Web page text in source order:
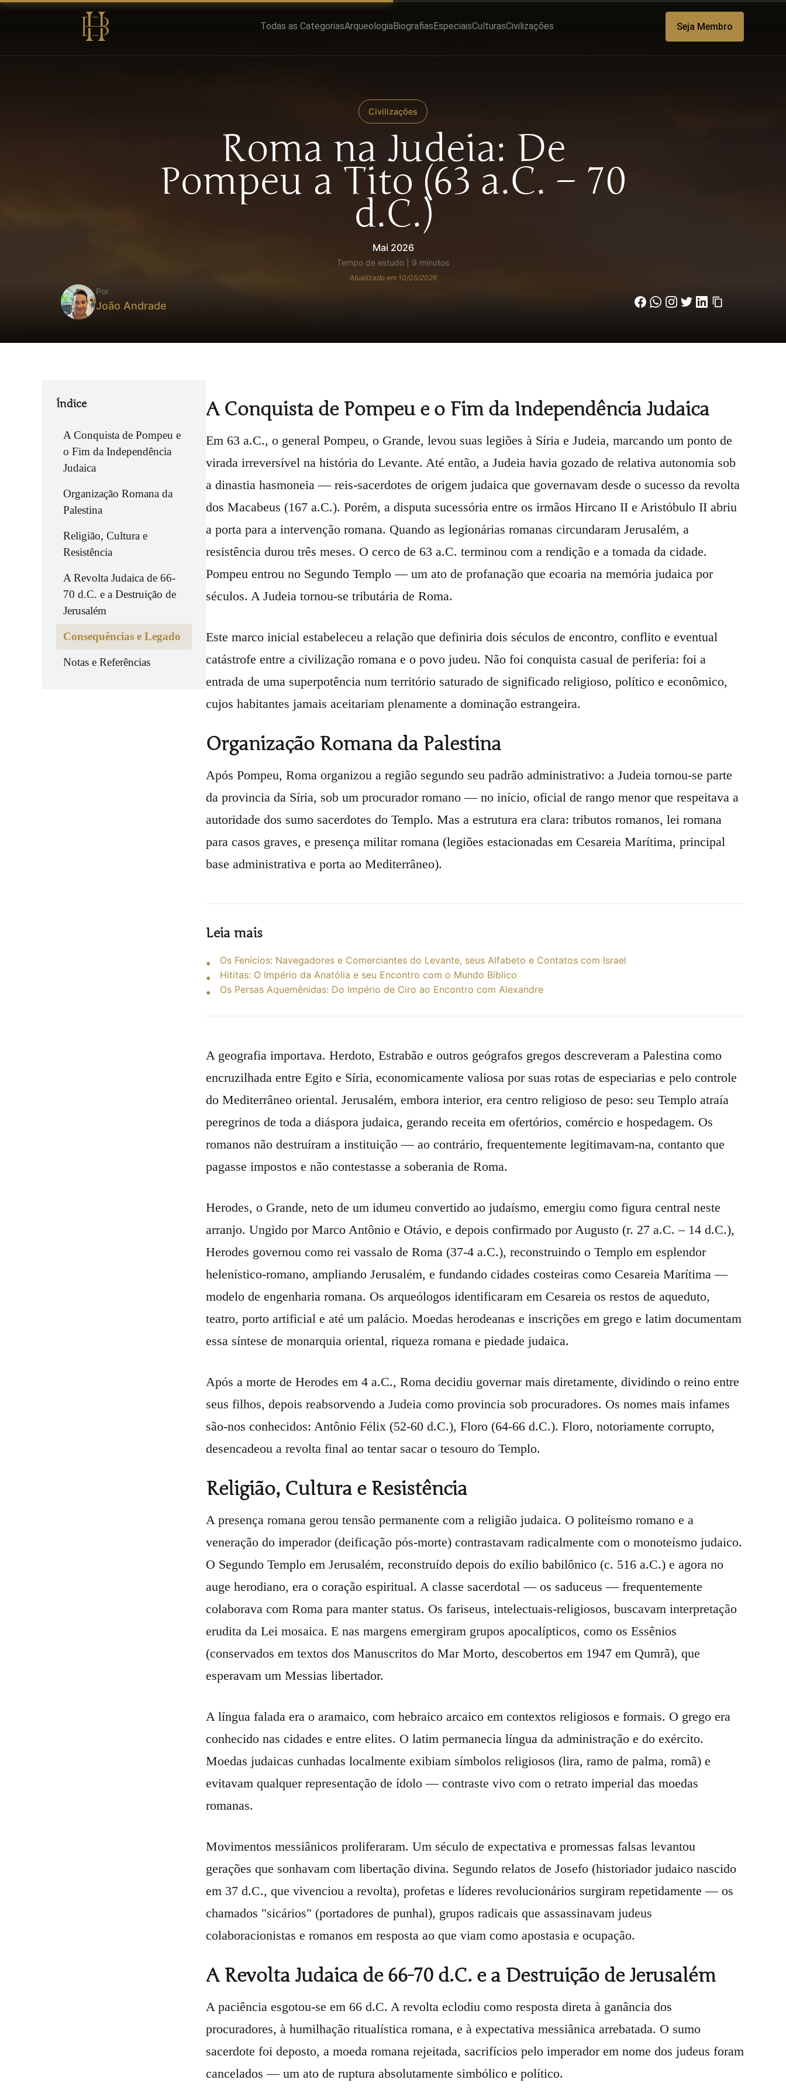
Todas as CategoriasArqueologiaBiografiasEspeciaisCulturasCivilizações Seja Membro
Civilizações
Roma na Judeia: De
Pompeu a Tito (63 a.C. – 70
d.C.)
Mai 2026
Tempo de estudo | 9 minutos
Atualizado em 10/05/2026
Por
João Andrade
Índice
A Conquista de Pompeu e
o Fim da Independência
Judaica
Organização Romana da
Palestina
Religião, Cultura e
Resistência
A Revolta Judaica de 66-
70 d.C. e a Destruição de
Jerusalém
Consequências e Legado
Notas e Referências
A Conquista de Pompeu e o Fim da Independência Judaica
Em 63 a.C., o general Pompeu, o Grande, levou suas legiões à Síria e Judeia, marcando um ponto de
virada irreversível na história do Levante. Até então, a Judeia havia gozado de relativa autonomia sob
a dinastia hasmoneia — reis-sacerdotes de origem judaica que governavam desde o sucesso da revolta
dos Macabeus (167 a.C.). Porém, a disputa sucessória entre os irmãos Hircano II e Aristóbulo II abriu
a porta para a intervenção romana. Quando as legionárias romanas circundaram Jerusalém, a
resistência durou três meses. O cerco de 63 a.C. terminou com a rendição e a tomada da cidade.
Pompeu entrou no Segundo Templo — um ato de profanação que ecoaria na memória judaica por
séculos. A Judeia tornou-se tributária de Roma.
Este marco inicial estabeleceu a relação que definiria dois séculos de encontro, conflito e eventual
catástrofe entre a civilização romana e o povo judeu. Não foi conquista casual de periferia: foi a
entrada de uma superpotência num território saturado de significado religioso, político e econômico,
cujos habitantes jamais aceitariam plenamente a dominação estrangeira.
Organização Romana da Palestina
Após Pompeu, Roma organizou a região segundo seu padrão administrativo: a Judeia tornou-se parte
da provincia da Síria, sob um procurador romano — no início, oficial de rango menor que respeitava a
autoridade dos sumo sacerdotes do Templo. Mas a estrutura era clara: tributos romanos, lei romana
para casos graves, e presença militar romana (legiões estacionadas em Cesareia Marítima, principal
base administrativa e porta ao Mediterrâneo).
Leia mais
Os Fenícios: Navegadores e Comerciantes do Levante, seus Alfabeto e Contatos com Israel
Hititas: O Império da Anatólia e seu Encontro com o Mundo Bíblico
Os Persas Aquemênidas: Do Império de Ciro ao Encontro com Alexandre
A geografia importava. Herdoto, Estrabão e outros geógrafos gregos descreveram a Palestina como
encruzilhada entre Egito e Síria, economicamente valiosa por suas rotas de especiarias e pelo controle
do Mediterrâneo oriental. Jerusalém, embora interior, era centro religioso de peso: seu Templo atraía
peregrinos de toda a diáspora judaica, gerando receita em ofertórios, comércio e hospedagem. Os
romanos não destruíram a instituição — ao contrário, frequentemente legitimavam-na, contanto que
pagasse impostos e não contestasse a soberania de Roma.
Herodes, o Grande, neto de um idumeu convertido ao judaísmo, emergiu como figura central neste
arranjo. Ungido por Marco Antônio e Otávio, e depois confirmado por Augusto (r. 27 a.C. – 14 d.C.),
Herodes governou como rei vassalo de Roma (37-4 a.C.), reconstruindo o Templo em esplendor
helenístico-romano, ampliando Jerusalém, e fundando cidades costeiras como Cesareia Marítima —
modelo de engenharia romana. Os arqueólogos identificaram em Cesareia os restos de aqueduto,
teatro, porto artificial e até um palácio. Moedas herodeanas e inscrições em grego e latim documentam
essa síntese de monarquia oriental, riqueza romana e piedade judaica.
Após a morte de Herodes em 4 a.C., Roma decidiu governar mais diretamente, dividindo o reino entre
seus filhos, depois reabsorvendo a Judeia como provincia sob procuradores. Os nomes mais infames
são-nos conhecidos: Antônio Félix (52-60 d.C.), Floro (64-66 d.C.). Floro, notoriamente corrupto,
desencadeou a revolta final ao tentar sacar o tesouro do Templo.
Religião, Cultura e Resistência
A presença romana gerou tensão permanente com a religião judaica. O politeísmo romano e a
veneração do imperador (deificação pós-morte) contrastavam radicalmente com o monoteísmo judaico.
O Segundo Templo em Jerusalém, reconstruído depois do exílio babilônico (c. 516 a.C.) e agora no
auge herodiano, era o coração espiritual. A classe sacerdotal — os saduceus — frequentemente
colaborava com Roma para manter status. Os fariseus, intelectuais-religiosos, buscavam interpretação
erudita da Lei mosaica. E nas margens emergiram grupos apocalípticos, como os Essênios
(conservados em textos dos Manuscritos do Mar Morto, descobertos em 1947 em Qumrã), que
esperavam um Messias libertador.
A língua falada era o aramaico, com hebraico arcaico em contextos religiosos e formais. O grego era
conhecido nas cidades e entre elites. O latim permanecia língua da administração e do exército.
Moedas judaicas cunhadas localmente exibiam símbolos religiosos (lira, ramo de palma, romã) e
evitavam qualquer representação de ídolo — contraste vivo com o retrato imperial das moedas
romanas.
Movimentos messiânicos proliferaram. Um século de expectativa e promessas falsas levantou
gerações que sonhavam com libertação divina. Segundo relatos de Josefo (historiador judaico nascido
em 37 d.C., que vivenciou a revolta), profetas e líderes revolucionários surgiram repetidamente — os
chamados "sicários" (portadores de punhal), grupos radicais que assassinavam judeus
colaboracionistas e romanos em resposta ao que viam como apostasia e ocupação.
A Revolta Judaica de 66-70 d.C. e a Destruição de Jerusalém
A paciência esgotou-se em 66 d.C. A revolta eclodiu como resposta direta à ganância dos
procuradores, à humilhação ritualística romana, e à expectativa messiânica arrebatada. O sumo
sacerdote foi deposto, a moeda romana rejeitada, sacrifícios pelo imperador em nome dos judeus foram
cancelados — um ato de ruptura absolutamente simbólico e político.